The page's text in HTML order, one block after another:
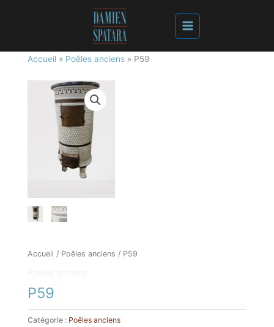
Accueil» Poêles anciens» P59
Accueil / Poêles anciens / P59
P59
Catégorie : Poêles anciens